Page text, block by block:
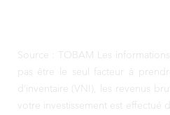
Source : TOBAM Les
pas être le seul facteur à
d’inventaire (VNI), les revenus
votre investissement est effectué